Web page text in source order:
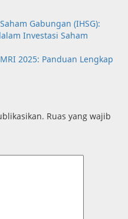
Gabungan (IHSG):
Investasi Saham
2025: Panduan Lengkap
Ruas yang wajib